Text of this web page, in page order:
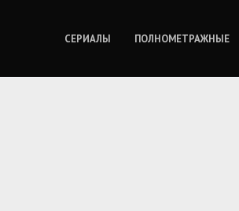
СЕРИАЛЫ ПОЛНОМЕТРАЖНЫЕ